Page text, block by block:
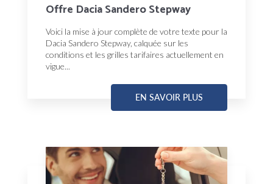
Offre Dacia Sandero Stepway
Voici la mise à jour complète de votre texte pour la
Dacia Sandero Stepway, calquée sur les
conditions et les grilles tarifaires actuellement en
vigue...
EN SAVOIR PLUS